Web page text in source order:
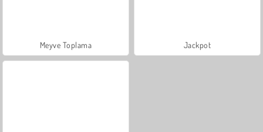
Meyve Toplama Jackpot